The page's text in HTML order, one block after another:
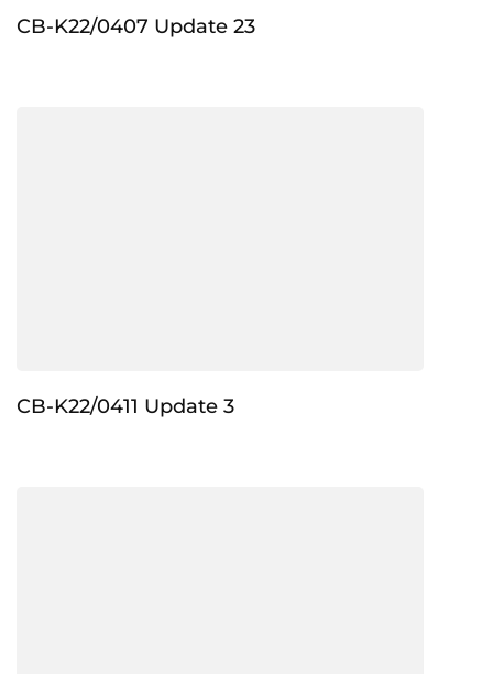
CB-K22/0407 Update 23
CB-K22/0411 Update 3